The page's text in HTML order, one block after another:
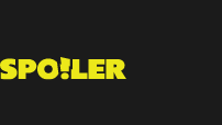
contenido